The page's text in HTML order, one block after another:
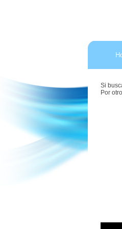
Si
Por